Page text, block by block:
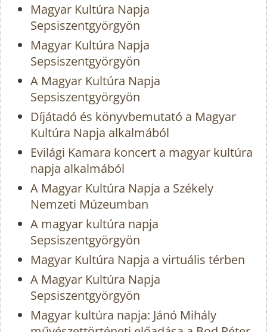
Magyar Kultúra Napja
Sepsiszentgyörgyön
Magyar Kultúra Napja
Sepsiszentgyörgyön
A Magyar Kultúra Napja
Sepsiszentgyörgyön
Díjátadó és könyvbemutató a Magyar
Kultúra Napja alkalmából
Evilági Kamara koncert a magyar kultúra
napja alkalmából
A Magyar Kultúra Napja a Székely
Nemzeti Múzeumban
A magyar kultúra napja
Sepsiszentgyörgyön
Magyar Kultúra Napja a virtuális térben
A Magyar Kultúra Napja
Sepsiszentgyörgyön
Magyar kultúra napja: Jánó Mihály